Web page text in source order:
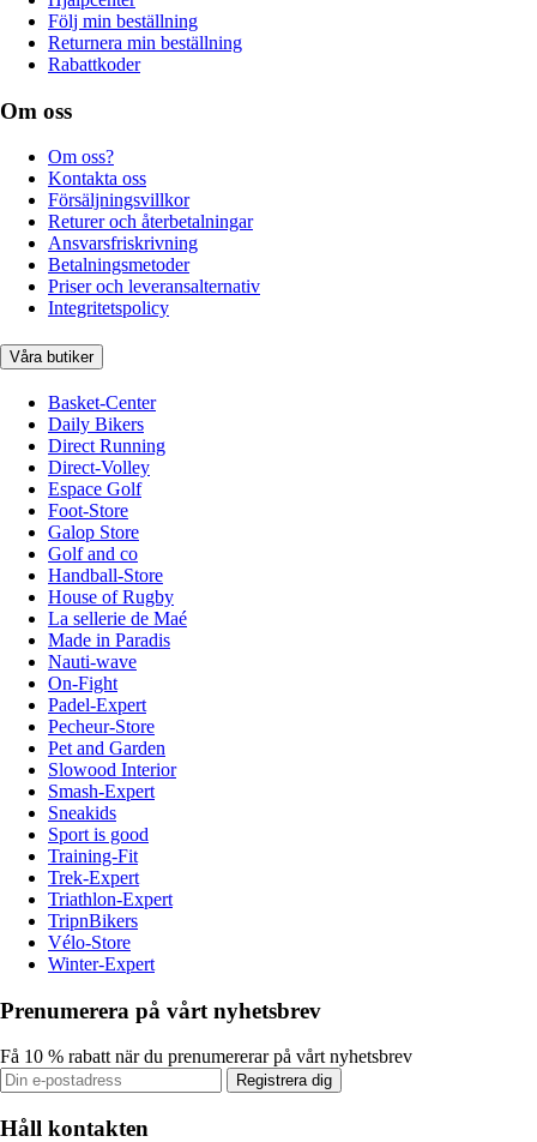
Följ min beställning
Returnera min beställning
Rabattkoder
Om oss
Om oss?
Kontakta oss
Försäljningsvillkor
Returer och återbetalningar
Ansvarsfriskrivning
Betalningsmetoder
Priser och leveransalternativ
Integritetspolicy
Våra butiker
Basket-Center
Daily Bikers
Direct Running
Direct-Volley
Espace Golf
Foot-Store
Galop Store
Golf and co
Handball-Store
House of Rugby
La sellerie de Maé
Made in Paradis
Nauti-wave
On-Fight
Padel-Expert
Pecheur-Store
Pet and Garden
Slowood Interior
Smash-Expert
Sneakids
Sport is good
Training-Fit
Trek-Expert
Triathlon-Expert
TripnBikers
Vélo-Store
Winter-Expert
Prenumerera på vårt nyhetsbrev
Få 10 % rabatt när du prenumererar på vårt nyhetsbrev
Registrera dig
Håll kontakten